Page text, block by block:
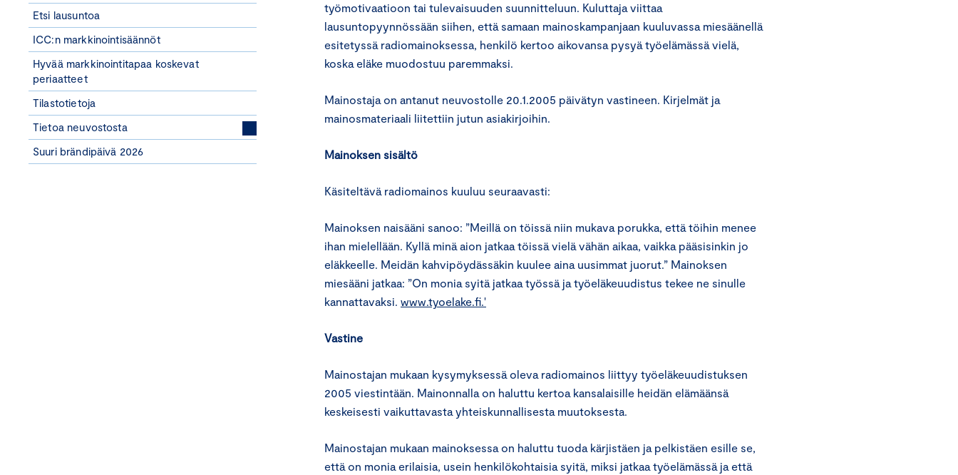
Etsi lausuntoa
ICC:n markkinointisäännöt
Hyvää markkinointitapaa koskevat
periaatteet
Tilastotietoja
Tietoa neuvostosta
Suuri brändipäivä 2026
työmotivaatioon tai tulevaisuuden suunnitteluun. Kuluttaja viittaa
lausuntopyynnössään siihen, että samaan mainoskampanjaan kuuluvassa miesäänellä
esitetyssä radiomainoksessa, henkilö kertoo aikovansa pysyä työelämässä vielä,
koska eläke muodostuu paremmaksi.
Mainostaja on antanut neuvostolle 20.1.2005 päivätyn vastineen. Kirjelmät ja
mainosmateriaali liitettiin jutun asiakirjoihin.
Mainoksen sisältö
Käsiteltävä radiomainos kuuluu seuraavasti:
Mainoksen naisääni sanoo: ”Meillä on töissä niin mukava porukka, että töihin menee
ihan mielellään. Kyllä minä aion jatkaa töissä vielä vähän aikaa, vaikka pääsisinkin jo
eläkkeelle. Meidän kahvipöydässäkin kuulee aina uusimmat juorut.” Mainoksen
miesääni jatkaa: ”On monia syitä jatkaa työssä ja työeläkeuudistus tekee ne sinulle
kannattavaksi. www.tyoelake.fi.'
Vastine
Mainostajan mukaan kysymyksessä oleva radiomainos liittyy työeläkeuudistuksen
2005 viestintään. Mainonnalla on haluttu kertoa kansalaisille heidän elämäänsä
keskeisesti vaikuttavasta yhteiskunnallisesta muutoksesta.
Mainostajan mukaan mainoksessa on haluttu tuoda kärjistäen ja pelkistäen esille se,
että on monia erilaisia, usein henkilökohtaisia syitä, miksi jatkaa työelämässä ja että